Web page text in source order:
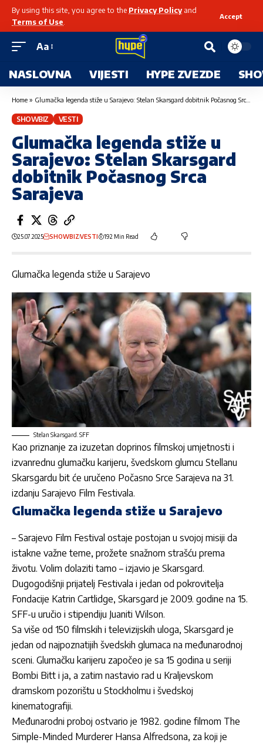
By using this site, you agree to the Privacy Policyand
Terms of Use
Accept
Aa
NASLOVNA VIJESTI HYPE ZVEZDE
Home » Glumačka legenda stiže u Sarajevo: Stelan Skarsgard dobitnik Počasnog Srca Sarajeva
SHOWBIZ VESTI
Glumačka legenda stiže u
Sarajevo: Stelan Skarsgard
dobitnik Počasnog Srca
Sarajeva
25.07.2025 SHOWBIZVESTI 192 Min Read
Glumačka legenda stiže u Sarajevo
Stelan Skarsgard. SFF
Kao priznanje za izuzetan doprinos filmskoj umjetnosti i
izvanrednu glumačku karijeru, švedskom glumcu Stellanu
Skarsgardu bit će uručeno Počasno Srce Sarajeva na 31.
izdanju Sarajevo Film Festivala.
Glumačka legenda stiže u Sarajevo
– Sarajevo Film Festival ostaje postojan u svojoj misiji da
istakne važne teme, prožete snažnom strašću prema
životu. Volim dolaziti tamo – izjavio je Skarsgard.
Dugogodišnji prijatelj Festivala i jedan od pokrovitelja
Fondacije Katrin Cartlidge, Skarsgard je 2009. godine na 15.
SFF-u uručio i stipendiju Juaniti Wilson.
Sa više od 150 filmskih i televizijskih uloga, Skarsgard je
jedan od najpoznatijih švedskih glumaca na međunarodnoj
sceni. Glumačku karijeru započeo je sa 15 godina u seriji
Bombi Bitt i ja, a zatim nastavio rad u Kraljevskom
dramskom pozorištu u Stockholmu i švedskoj
kinematografiji.
Međunarodni proboj ostvario je 1982. godine filmom The
Simple-Minded Murderer Hansa Alfredsona, za koji je